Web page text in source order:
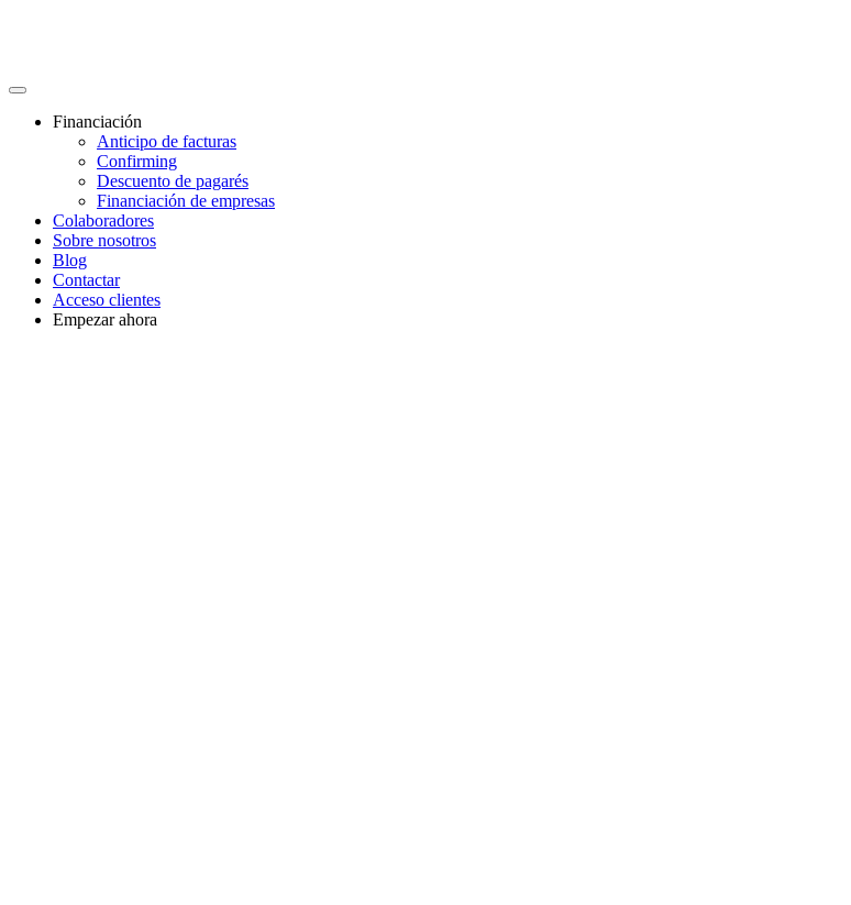
Financiación
Anticipo de facturas
Confirming
Descuento de pagarés
Financiación de empresas
Colaboradores
Sobre nosotros
Blog
Contactar
Acceso clientes
Empezar ahora